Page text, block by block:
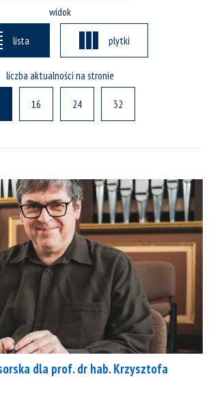
widok
lista plytki
liczba aktualności na stronie
16 24 32
dla prof. dr hab. Krzysztofa